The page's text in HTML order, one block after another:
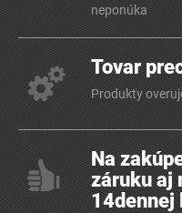
neponúka
Tovar
Produkty
Na
záruku aj
14dennej